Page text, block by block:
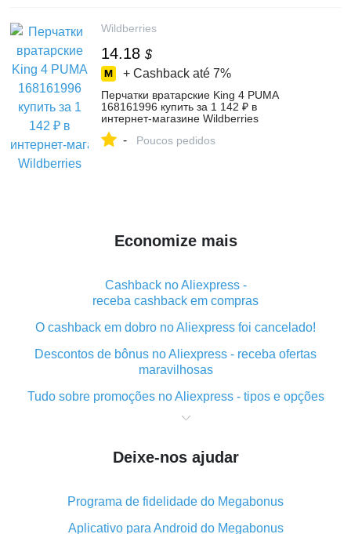
Wildberries
14.18 $
+ Cashback até 7%
Перчатки вратарские King 4 PUMA
168161996 купить за 1 142 ₽ в
интернет‑магазине Wildberries
- Poucos pedidos
Economize mais
Cashback no Aliexpress -
receba cashback em compras
O cashback em dobro no Aliexpress foi cancelado!
Descontos de bônus no Aliexpress - receba ofertas
maravilhosas
Tudo sobre promoções no Aliexpress - tipos e opções
O que é "cashback" ao realizar compras no Aliexpress
O melhor lugar para baixar o cashback do Aliexpress e
Qual o plug-in de cashback do Aliexpress e quais as
suas vantagens
Deixe-nos ajudar
Programa de fidelidade do Megabonus
Aplicativo para Android do Megabonus